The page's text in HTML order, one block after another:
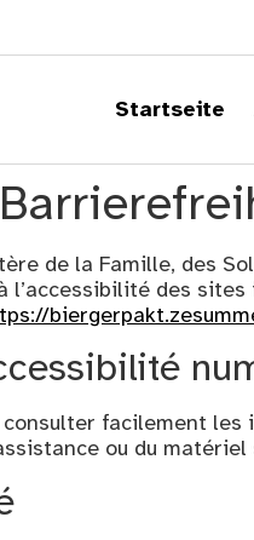
Startseite
de la Famille, des
l’accessibilité des
facilement
ou du